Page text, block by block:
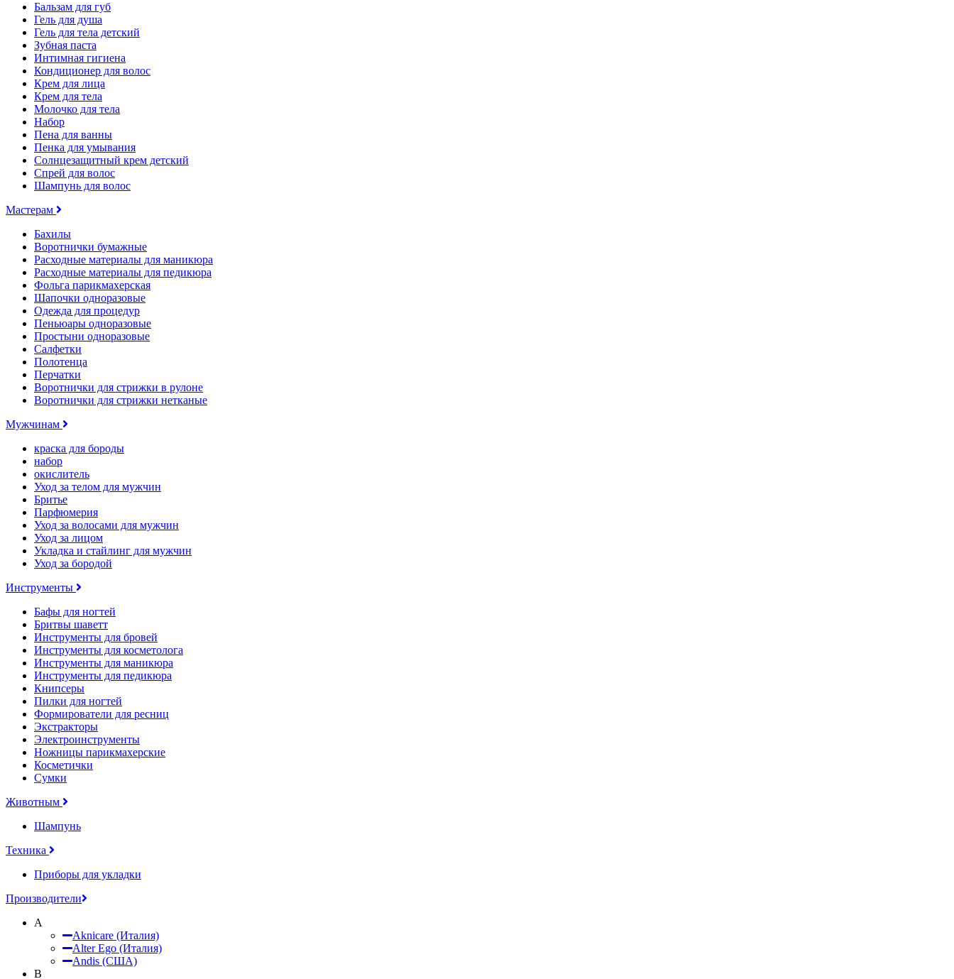
Бальзам для губ
Гель для душа
Гель для тела детский
Зубная паста
Интимная гигиена
Кондиционер для волос
Крем для лица
Крем для тела
Молочко для тела
Набор
Пена для ванны
Пенка для умывания
Солнцезащитный крем детский
Спрей для волос
Шампунь для волос
Мастерам
Бахилы
Воротнички бумажные
Расходные материалы для маникюра
Расходные материалы для педикюра
Фольга парикмахерская
Шапочки одноразовые
Одежда для процедур
Пеньюары одноразовые
Простыни одноразовые
Салфетки
Полотенца
Перчатки
Воротнички для стрижки в рулоне
Воротнички для стрижки нетканые
Мужчинам
краска для бороды
набор
окислитель
Уход за телом для мужчин
Бритье
Парфюмерия
Уход за волосами для мужчин
Уход за лицом
Укладка и стайлинг для мужчин
Уход за бородой
Инструменты
Бафы для ногтей
Бритвы шаветт
Инструменты для бровей
Инструменты для косметолога
Инструменты для маникюра
Инструменты для педикюра
Книпсеры
Пилки для ногтей
Формирователи для ресниц
Экстракторы
Электроинструменты
Ножницы парикмахерские
Косметички
Сумки
Животным
Шампунь
Техника
Приборы для укладки
Производители
A
Aknicare (Италия)
Alter Ego (Италия)
Andis (США)
B